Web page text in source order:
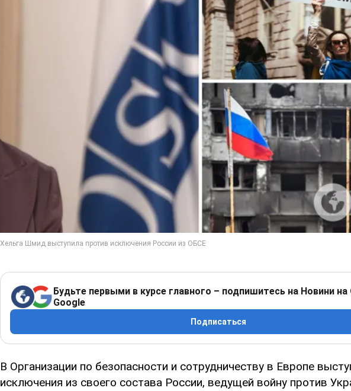
Будьте первыми в курсе главного – подпишитесь на Новини на
Google
Подписаться
В Организации по безопасности и сотрудничеству в Европе
исключения из своего состава России, ведущей войну против